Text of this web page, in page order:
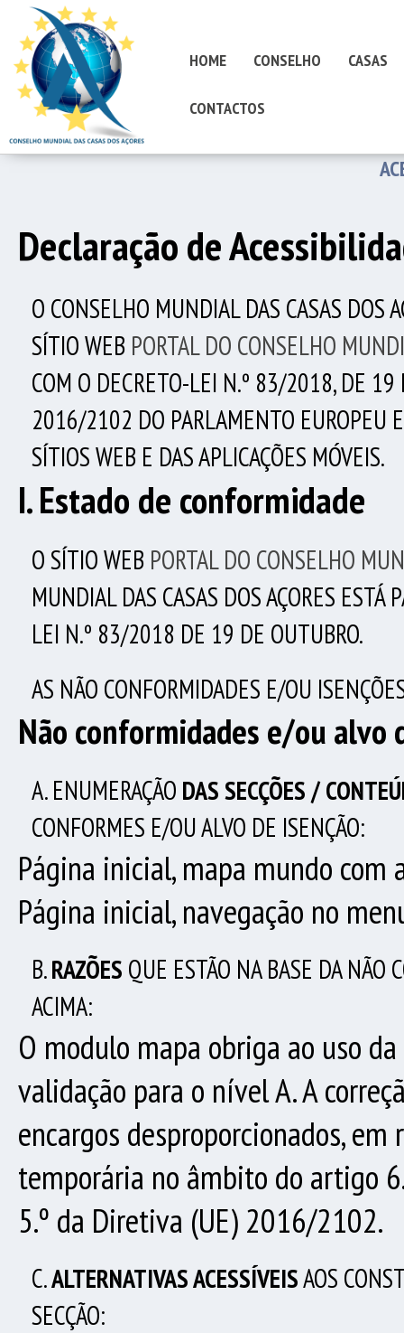
HOME CONSELHO CASAS
CONTACTOS
Declaração de
O CONSELHO MUNDIAL DAS CASAS DOS
SÍTIO WEB PORTAL DO CONSELHO
COM O DECRETO-LEI N.º 83/2018, DE 19
2016/2102 DO PARLAMENTO EUROPEU
SÍTIOS WEB E DAS APLICAÇÕES MÓVEIS.
I. Estado de conformidade
O SÍTIO WEB PORTAL DO CONSELHO
MUNDIAL DAS CASAS DOS AÇORES ESTÁ
LEI N.º 83/2018 DE 19 DE OUTUBRO.
AS NÃO CONFORMIDADES E/OU
Não conformidades e/ou alvo
A. ENUMERAÇÃO DAS SECÇÕES /
CONFORMES E/OU ALVO DE ISENÇÃO:
Página inicial, mapa mundo com
Página inicial, navegação no
B.RAZÕES QUE ESTÃO NA BASE DA NÃO
ACIMA:
O modulo mapa obriga ao uso
validação para o nível A. A
encargos desproporcionados,
temporária no âmbito do artigo
5.º da Diretiva (UE) 2016/2102.
C.ALTERNATIVAS ACESSÍVEISAOS
SECÇÃO: